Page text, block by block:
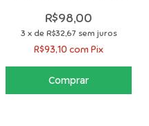
Canetinhas
R$98,00
3 x de R$32,67 sem juros
R$93,10comPix